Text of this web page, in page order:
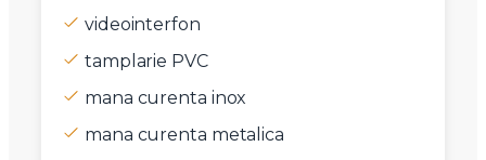
videointerfon
tamplarie PVC
mana curenta inox
mana curenta metalica